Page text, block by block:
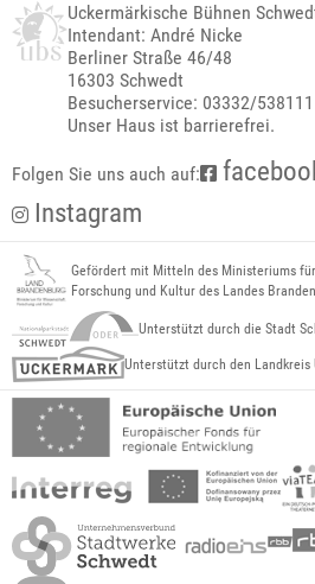
Uckermärkische Bühnen
Intendant: André Nicke
Berliner Straße 46/48
16303 Schwedt
Besucherservice: 03332/538111
Unser Haus ist barrierefrei.
Folgen Sie uns auch auf:
Instagram
Gefördert mit Mitteln des Ministeriums
Forschung und Kultur des Landes
Unterstützt durch die Stadt
Unterstützt durch den Landkreis